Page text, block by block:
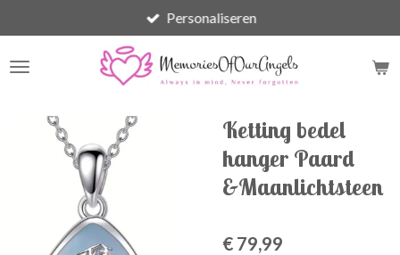
direct
naar
Personaliseren
Ketting bedel
hanger Paard
&Maanlichtsteen
€ 79,99